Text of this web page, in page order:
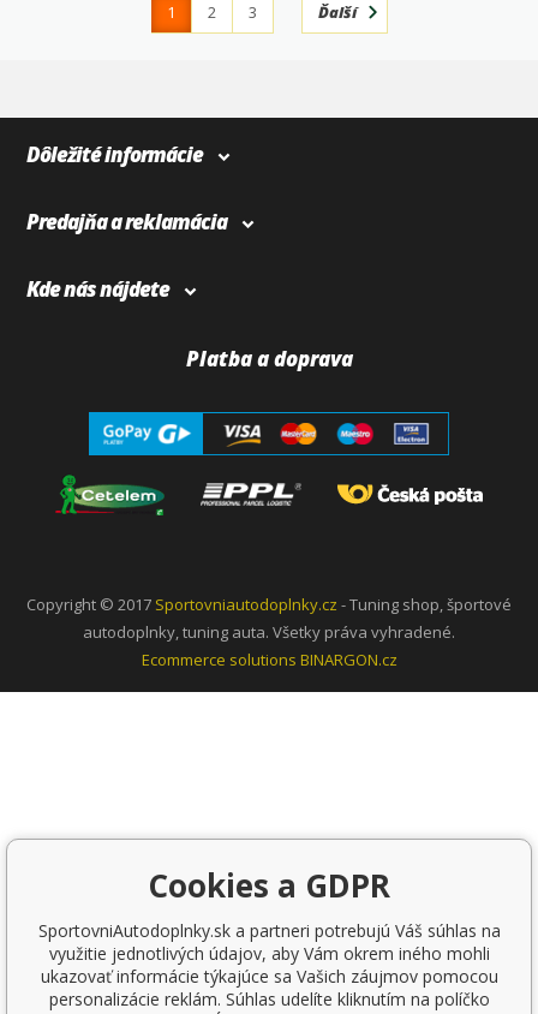
1 2
3
Ďalší
Dôležité informácie
Predajňa a reklamácia
Kde nás nájdete
Platba a doprava
Copyright © 2017 Sportovniautodoplnky.cz - Tuning shop, športové
autodoplnky, tuning auta. Všetky práva vyhradené.
Ecommerce solutions BINARGON.cz
Cookies a GDPR
SportovniAutodoplnky.sk a partneri potrebujú Váš súhlas na
využitie jednotlivých údajov, aby Vám okrem iného mohli
ukazovať informácie týkajúce sa Vašich záujmov pomocou
personalizácie reklám. Súhlas udelíte kliknutím na políčko